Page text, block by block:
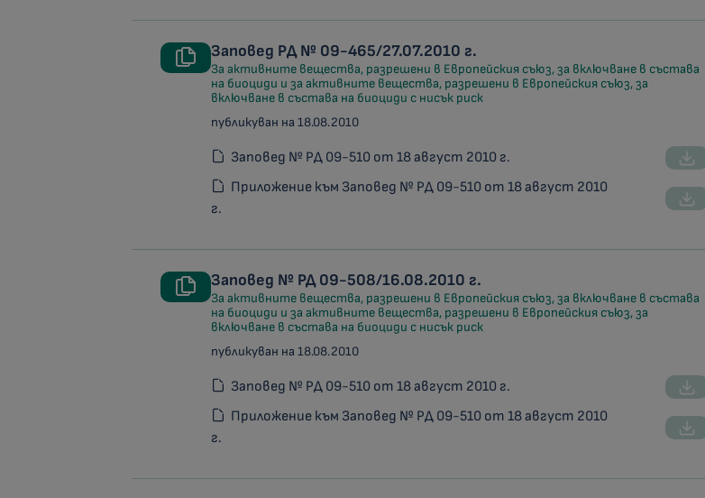
Заповед PД № 09-465/27.07.2010 г.
За активните вещества, разрешени в Европейския съюз, за включване в състава
на биоциди и за активните вещества, разрешени в Европейския съюз, за
включване в състава на биоциди с нисък риск
публикуван на 18.08.2010
Заповед № РД 09-510 от 18 август 2010 г.
Приложение към Заповед № РД 09-510 от 18 август 2010
г.
Заповед № РД 09-508/16.08.2010 г.
За активните вещества, разрешени в Европейския съюз, за включване в състава
на биоциди и за активните вещества, разрешени в Европейския съюз, за
включване в състава на биоциди с нисък риск
публикуван на 18.08.2010
Заповед № РД 09-510 от 18 август 2010 г.
Приложение към Заповед № РД 09-510 от 18 август 2010
г.